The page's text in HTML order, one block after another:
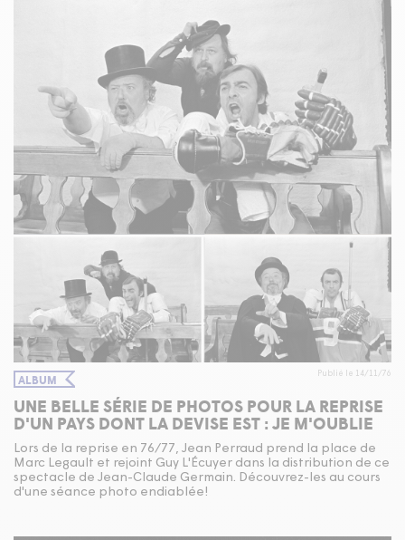
ALBUM Publié le 14/11/76
UNE BELLE SÉRIE DE PHOTOS POUR LA REPRISE
D'UN PAYS DONT LA DEVISE EST : JE M'OUBLIE
Lors de la reprise en 76/77, Jean Perraud prend la place de
Marc Legault et rejoint Guy L'Écuyer dans la distribution de ce
spectacle de Jean-Claude Germain. Découvrez-les au cours
d'une séance photo endiablée!